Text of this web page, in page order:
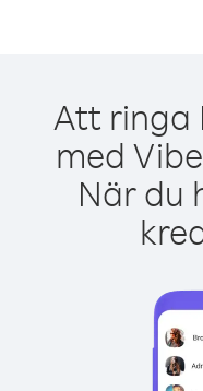
Att ringa
med
När du